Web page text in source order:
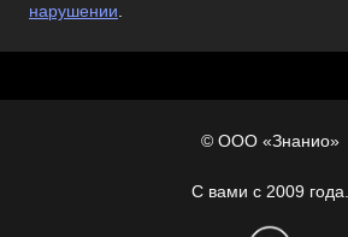
нарушении.
© ООО «Знанио»
С вами с 2009 года.